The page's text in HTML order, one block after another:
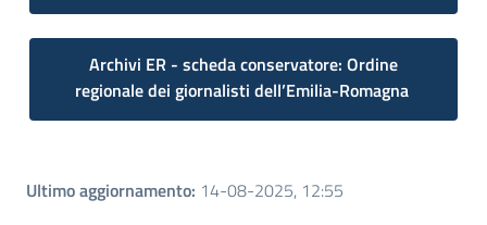
Archivi ER - scheda conservatore: Ordine
regionale dei giornalisti dell’Emilia-Romagna
Ultimo aggiornamento: 14-08-2025, 12:55